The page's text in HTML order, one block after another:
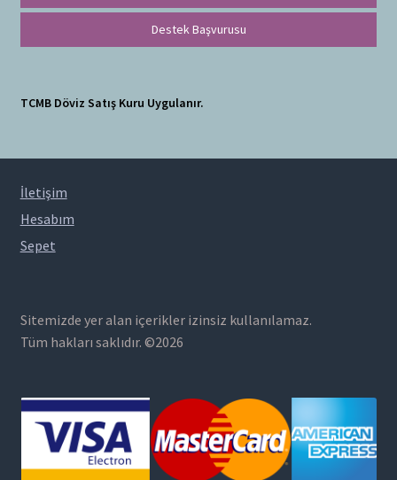
Destek Başvurusu
TCMB Döviz Satış Kuru Uygulanır.
İletişim
Hesabım
Sepet
Sitemizde yer alan içerikler izinsiz kullanılamaz.
Tüm hakları saklıdır. ©2026